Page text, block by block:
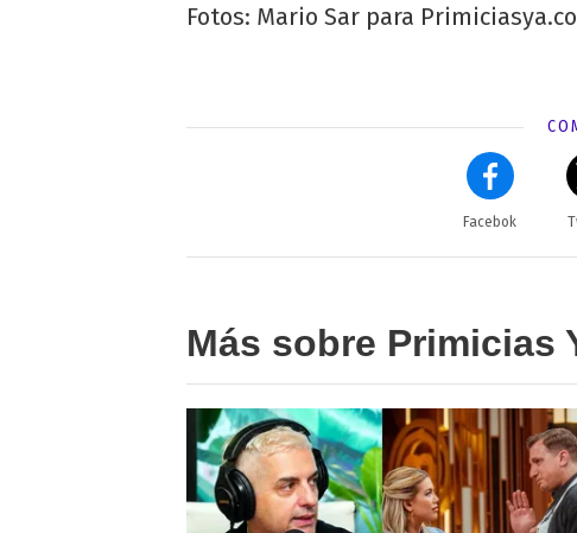
Fotos: Mario Sar para
Facebok
Más sobre Primicias